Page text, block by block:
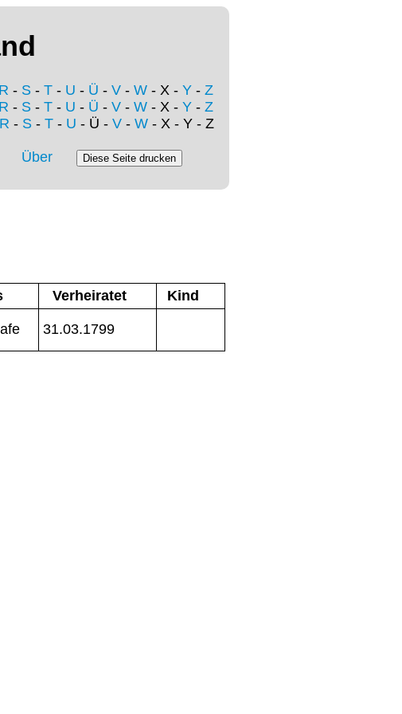
R - S - T - U - Ü - V - W - X - Y - Z
R - S - T - U - Ü - V - W - X - Y - Z
R - S- T- U - Ü - V- W- X - Y - Z
Über
Verheiratet
Kind
31.03.1799